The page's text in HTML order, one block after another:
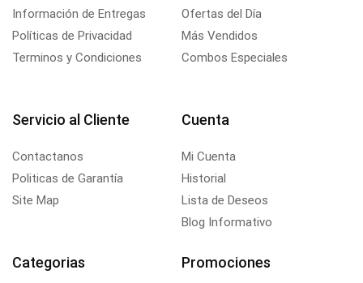
Información de Entregas
Políticas de Privacidad
Terminos y Condiciones
Ofertas del Día
Más Vendidos
Combos Especiales
Servicio al Cliente
Contactanos
Politicas de Garantía
Site Map
Cuenta
Mi Cuenta
Historial
Lista de Deseos
Blog Informativo
Categorias Promociones